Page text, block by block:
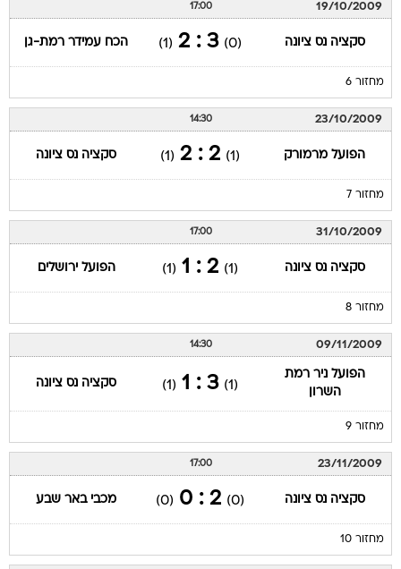
19/10/2009
17:00
סקציה נס ציונה (0)
3 : 2
(1) הכח עמידר רמת-גן
מחזור 6
23/10/2009
14:30
הפועל מרמורק (1)
2 : 2
(1) סקציה נס ציונה
מחזור 7
31/10/2009
17:00
סקציה נס ציונה (1)
2 : 1
(1) הפועל ירושלים
מחזור 8
09/11/2009
14:30
הפועל ניר רמת
השרון
(1)
3 : 1
(1) סקציה נס ציונה
מחזור 9
23/11/2009
17:00
סקציה נס ציונה (0)
2 : 0
(0) מכבי באר שבע
מחזור 10